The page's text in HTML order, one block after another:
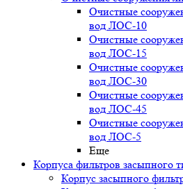
Очистные
вод ЛОС-10
Очистные
вод ЛОС-15
Очистные
вод ЛОС-30
Очистные
вод ЛОС-45
Очистные
вод ЛОС-5
Еще
Корпуса фильтров засыпного
Корпус засыпного